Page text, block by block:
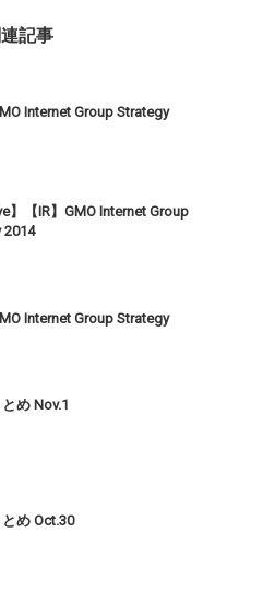
記事
Internet Group Strategy
】【IR】GMO Internet Group
2014
Internet Group Strategy
め Nov.1
め Oct.30